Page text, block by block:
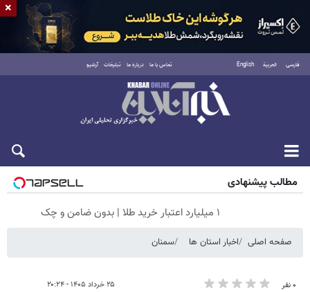
فارسی العربية English تماس با ما درباره ما تبلیغات آرشیو
جمعه ۱۶ مرداد ۱۴۰۵
مطالب پیشنهادی
۱ میلیارد اعتبار خرید طلا | بدون ضامن و چک
صفحه اصلی اخبار استان ها سمنان
۰ نفر ۲۵ خرداد ۱۴۰۵ - ۲۰:۲۴
×